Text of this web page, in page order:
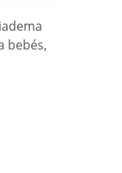
bebés,